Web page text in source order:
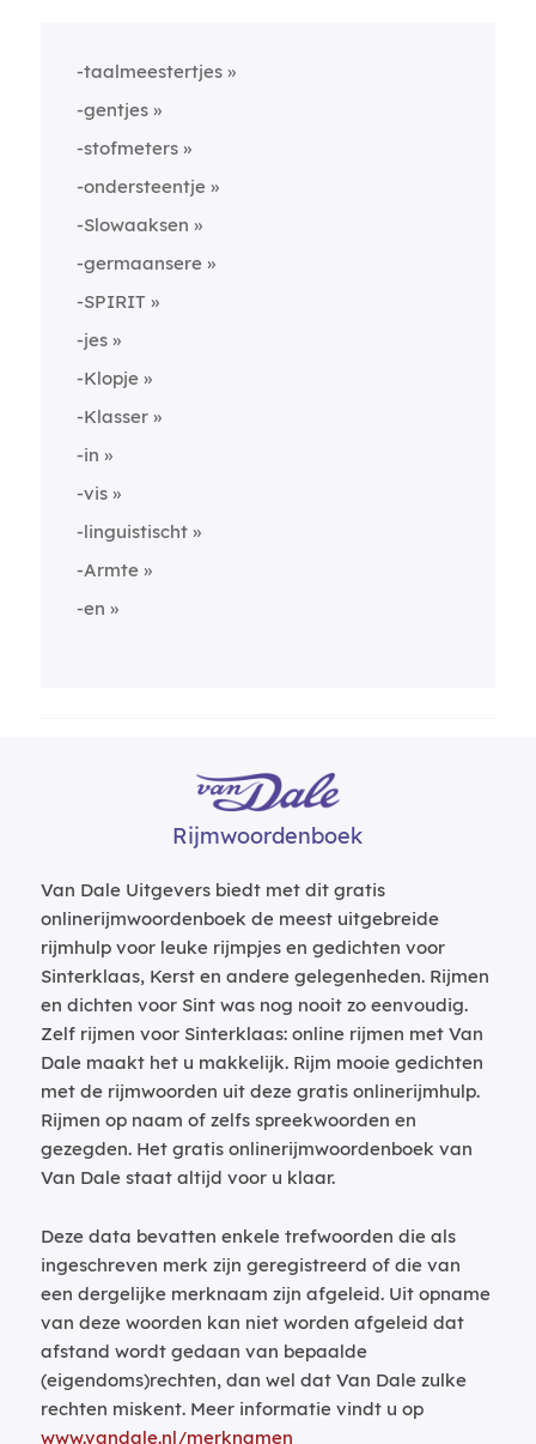
-taalmeestertjes
-gentjes
-stofmeters
-ondersteentje
-Slowaaksen
-germaansere
-SPIRIT
-jes
-Klopje
-Klasser
-in
-vis
-linguistischt
-Armte
-en
Rijmwoordenboek
Van Dale Uitgevers biedt met dit gratis
onlinerijmwoordenboek de meest uitgebreide
rijmhulp voor leuke rijmpjes en gedichten voor
Sinterklaas, Kerst en andere gelegenheden. Rijmen
en dichten voor Sint was nog nooit zo eenvoudig.
Zelf rijmen voor Sinterklaas: online rijmen met Van
Dale maakt het u makkelijk. Rijm mooie gedichten
met de rijmwoorden uit deze gratis onlinerijmhulp.
Rijmen op naam of zelfs spreekwoorden en
gezegden. Het gratis onlinerijmwoordenboek van
Van Dale staat altijd voor u klaar.
Deze data bevatten enkele trefwoorden die als
ingeschreven merk zijn geregistreerd of die van
een dergelijke merknaam zijn afgeleid. Uit opname
van deze woorden kan niet worden afgeleid dat
afstand wordt gedaan van bepaalde
(eigendoms)rechten, dan wel dat Van Dale zulke
rechten miskent. Meer informatie vindt u op
www.vandale.nl/merknamen